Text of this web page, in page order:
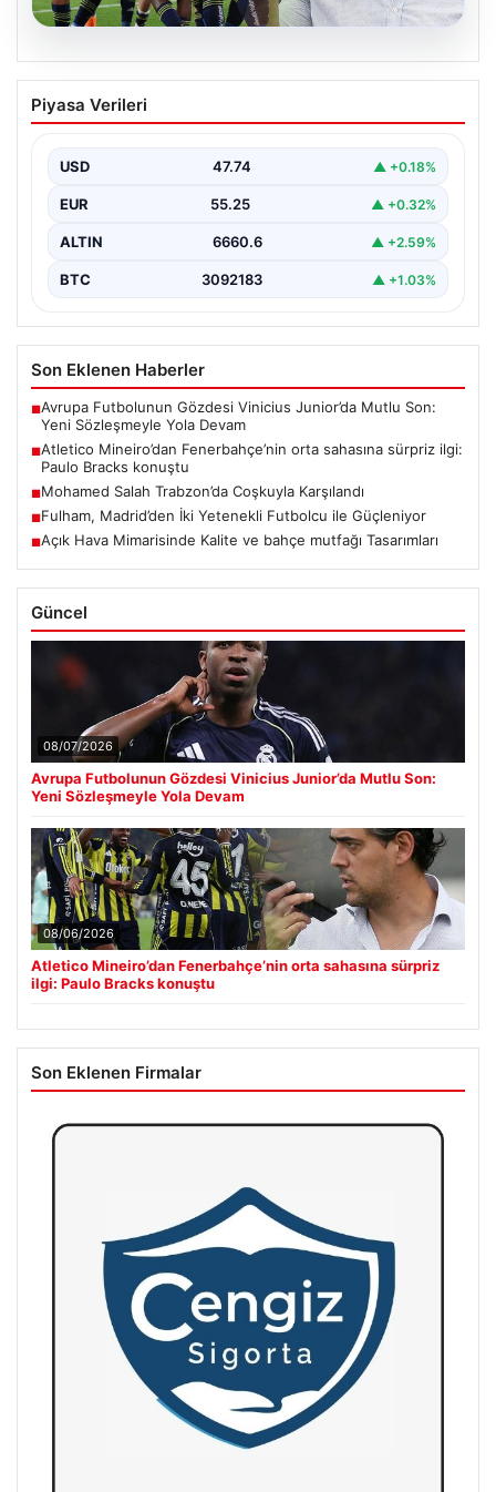
06.08.2026
Atletico Mineiro’dan Fenerbahçe’nin
orta sahasına sürpriz ilgi: Paulo Bracks
Atletico Mineiro cephesinden Fenerbahçe'nin orta saha
Piyasa Verileri
USD 47.74 ▲ +0.18%
EUR 55.25 ▲ +0.32%
ALTIN 6660.6 ▲ +2.59%
BTC 3092183 ▲ +1.03%
Son Eklenen Haberler
■Avrupa Futbolunun Gözdesi Vinicius Junior’da Mutlu Son:
Yeni Sözleşmeyle Yola Devam
■Atletico Mineiro’dan Fenerbahçe’nin orta sahasına sürpriz ilgi:
Paulo Bracks konuştu
■Mohamed Salah Trabzon’da Coşkuyla Karşılandı
■Fulham, Madrid’den İki Yetenekli Futbolcu ile Güçleniyor
■Açık Hava Mimarisinde Kalite ve bahçe mutfağı Tasarımları
Güncel
08/07/2026
Avrupa Futbolunun Gözdesi Vinicius Junior’da Mutlu Son:
Yeni Sözleşmeyle Yola Devam
08/06/2026
Atletico Mineiro’dan Fenerbahçe’nin orta sahasına sürpriz
ilgi: Paulo Bracks konuştu
Son Eklenen Firmalar